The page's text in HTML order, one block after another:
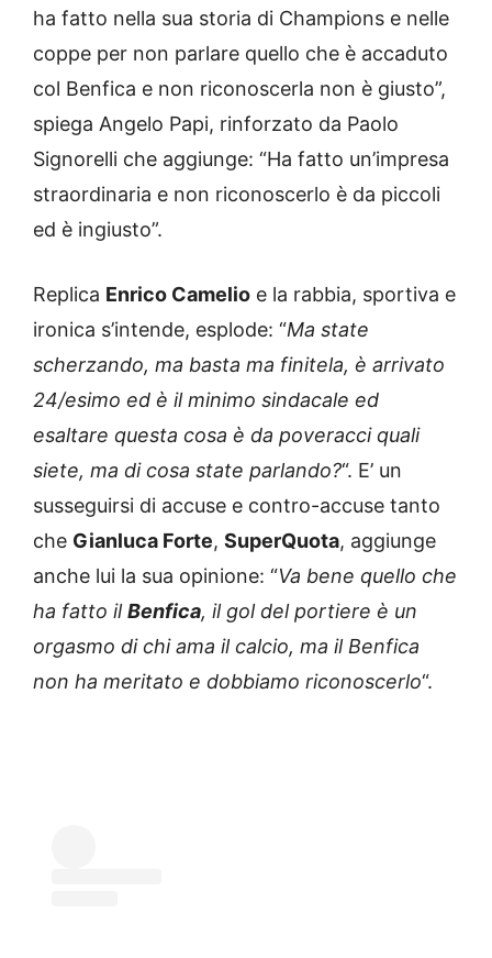
ha fatto nella sua storia di Champions e nelle
coppe per non parlare quello che è accaduto
col Benfica e non riconoscerla non è giusto”,
spiega Angelo Papi, rinforzato da Paolo
Signorelli che aggiunge: “Ha fatto un’impresa
straordinaria e non riconoscerlo è da piccoli
ed è ingiusto”.
Replica Enrico Camelio e la rabbia, sportiva e
ironica s’intende, esplode: “Ma state
scherzando, ma basta ma finitela, è arrivato
24/esimo ed è il minimo sindacale ed
esaltare questa cosa è da poveracci quali
siete, ma di cosa state parlando?“. E’ un
susseguirsi di accuse e contro-accuse tanto
che Gianluca Forte, SuperQuota, aggiunge
anche lui la sua opinione: “Va bene quello che
ha fatto ilBenfica, il gol del portiere è un
orgasmo di chi ama il calcio, ma il Benfica
non ha meritato e dobbiamo riconoscerlo“.